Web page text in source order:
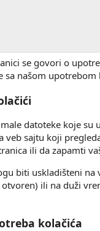
se govori o
sa našom upotrebom
datoteke koje su
veb sajtu koji
ili da zapamti
biti uskladišteni na
ili na duži
kolačića